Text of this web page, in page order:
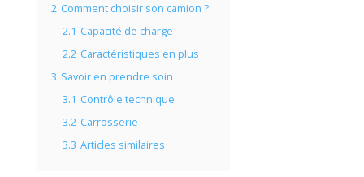
2 Comment choisir son camion ?
2.1 Capacité de charge
2.2 Caractéristiques en plus
3 Savoir en prendre soin
3.1 Contrôle technique
3.2 Carrosserie
3.3 Articles similaires